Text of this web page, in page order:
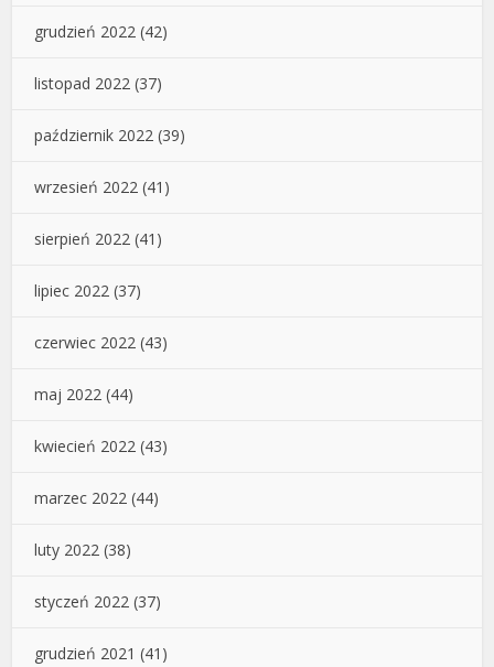
grudzień 2022 (42)
listopad 2022 (37)
październik 2022 (39)
wrzesień 2022 (41)
sierpień 2022 (41)
lipiec 2022 (37)
czerwiec 2022 (43)
maj 2022 (44)
kwiecień 2022 (43)
marzec 2022 (44)
luty 2022 (38)
styczeń 2022 (37)
grudzień 2021 (41)